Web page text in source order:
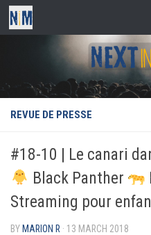
Skip to content
REVUE DE PRESSE
#18-10 | Le canari
Black Panther
Streaming pour
BY MARION R · 13 MARCH 2018